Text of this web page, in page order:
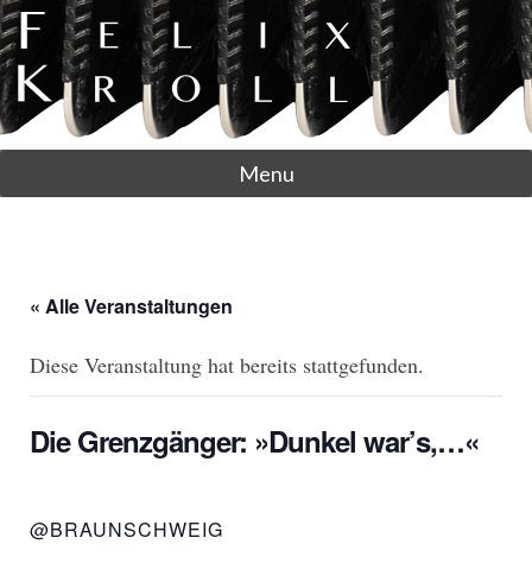
Menu
« Alle Veranstaltungen
Diese Veranstaltung hat bereits stattgefunden.
Die Grenzgänger: »Dunkel war’s,…«
@BRAUNSCHWEIG